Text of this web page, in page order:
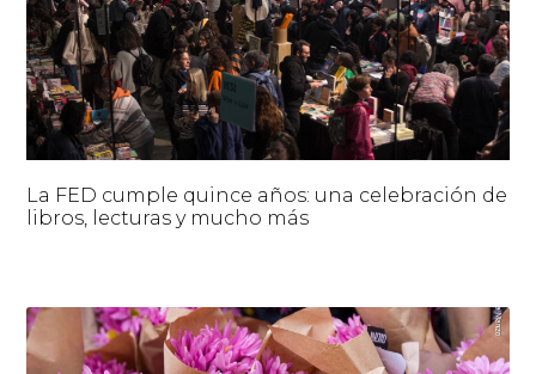
La FED cumple quince años: una celebración de
libros, lecturas y mucho más